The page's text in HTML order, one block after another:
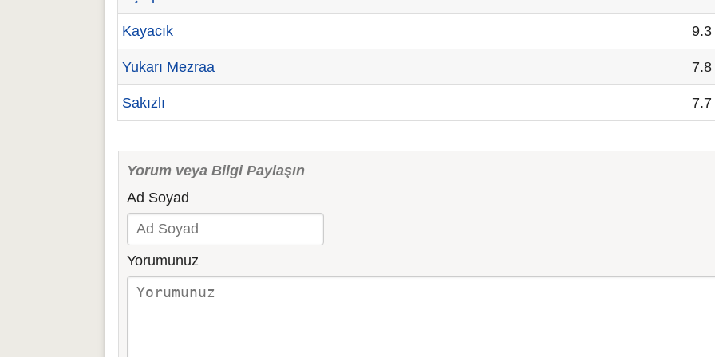
Kayacık 9.3
Yukarı Mezraa 7.8
Sakızlı 7.7
Yorum veya Bilgi Paylaşın
Ad Soyad
Yorumunuz